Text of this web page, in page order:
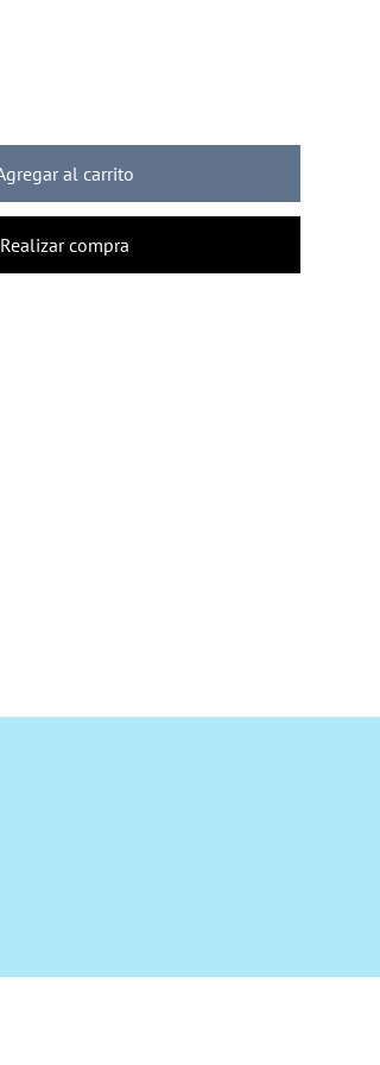
al carrito
Realizar compra